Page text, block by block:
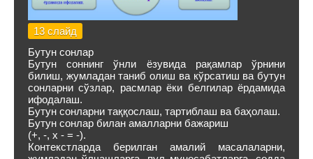
13 слайд
Бутун сонлар
Бутун соннинг ўнли ёзувида рақамлар ўрнини
билиш, жумладан таниб олиш ва кўрсатиш ва бутун
сонларни сўзлар, расмлар ёки белгилар ёрдамида
ифодалаш.
Бутун сонларни таққослаш, тартиблаш ва баҳолаш.
Бутун сонлар билан амалларни бажариш
(+, -, х - = -).
Контекстларда берилган амалий масалаларни,